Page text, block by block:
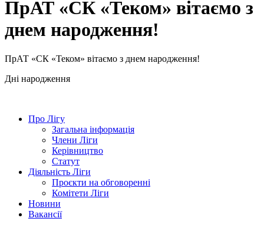
ПрАТ «СК «Теком» вітаємо з
днем народження!
ПрАТ «СК «Теком» вітаємо з днем народження!
Дні народження
Про Лігу
Загальна інформація
Члени Ліги
Керівництво
Статут
Діяльність Ліги
Проєкти на обговоренні
Комітети Ліги
Новини
Вакансії